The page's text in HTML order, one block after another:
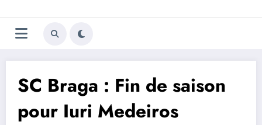
au
contenu
Trivela
L'actualité du football
SC Braga : Fin de saison
pour Iuri Medeiros